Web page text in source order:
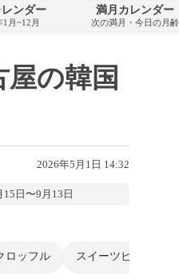
ンダー
1月~12月
満月カレンダー
次の満月・今日の月齢
の韓国
2026年5月1日 14:32
日〜9月13日
ロッフル スイーツビュッフェ